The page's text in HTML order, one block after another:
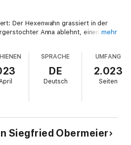
Der Hexenwahn grassiert in der
Anna ablehnt, einen
und Mordlust
keine Gnade für sie zeigen. In ihrer
den einzigen Vertrauten, der sie jetzt
Offizianten Jan
nach Oudewater, wo die berühmte
zu lassen!
mehr
SPRACHE
DE
Deutsch
UMFANG
2.023
Seiten
Siegfried Obermeier